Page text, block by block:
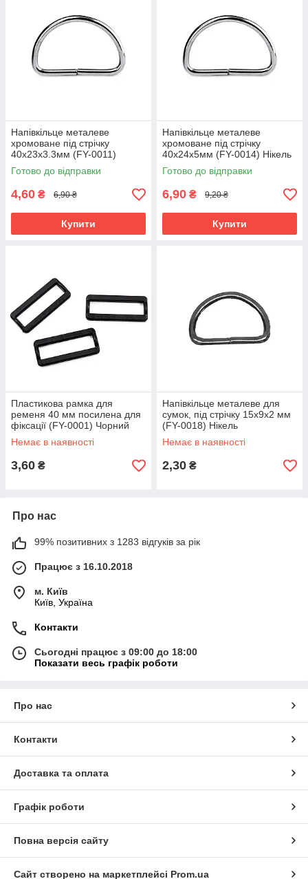
Напівкільце металеве
хромоване під стрічку
40x23x3.3мм (FY-0011)
Нікель
Готово до відправки
4,60 ₴ 6,90 ₴
Купити
Напівкільце металеве
хромоване під стрічку
40x24x5мм (FY-0014) Нікель
Готово до відправки
6,90 ₴ 9,20 ₴
Купити
Пластикова рамка для
ременя 40 мм посилена для
фіксації (FY-0001) Чорний
Немає в наявності
3,60 ₴
Напівкільце металеве для
сумок, під стрічку 15х9х2 мм
(FY-0018) Нікель
Немає в наявності
2,30 ₴
Про нас
99% позитивних з 1283 відгуків за рік
Працює з 16.10.2018
м. Київ
Київ, Україна
Контакти
Сьогодні працює з 09:00 до 18:00
Показати весь графік роботи
Про нас
Контакти
Доставка та оплата
Графік роботи
Повна версія сайту
Сайт створено на маркетплейсі Prom.ua